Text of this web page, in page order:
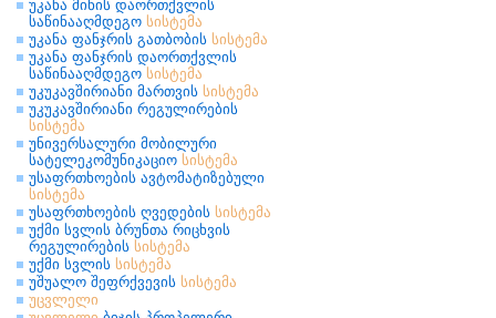
უკანა მინის დაორთქვლის
საწინააღმდეგო სისტემა
უკანა ფანჯრის გათბობის სისტემა
უკანა ფანჯრის დაორთქვლის
საწინააღმდეგო სისტემა
უკუკავშირიანი მართვის სისტემა
უკუკავშირიანი რეგულირების
სისტემა
უნივერსალური მობილური
სატელეკომუნიკაციო სისტემა
უსაფრთხოების ავტომატიზებული
სისტემა
უსაფრთხოების ღვედების სისტემა
უქმი სვლის ბრუნთა რიცხვის
რეგულირების სისტემა
უქმი სვლის სისტემა
უშუალო შეფრქვევის სისტემა
უცვლელი